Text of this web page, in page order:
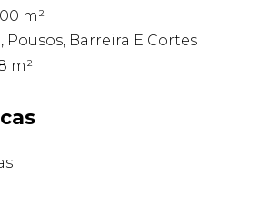
m²
Pousos, Barreira E Cortes
m²